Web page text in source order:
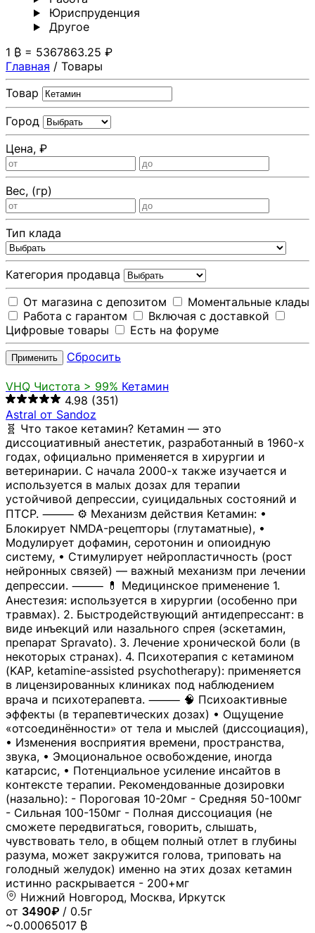
Юриспруденция
Другoе
1 ₿ = 5367863.25 ₽
Главная / Товары
Товар
Город
Цена, ₽
Вес, (гр)
Тип клада
Категория продавца
От магазина с депозитом
Моментальные клады
Работа с гарантом
Включая с доставкой
Цифровые товары
Есть на форуме
Применить Сбросить
VHQ Чистота > 99% Кетамин
4.98 (351)
Astral от Sandoz
🧬 Что такое кетамин? Кетамин — это
диссоциативный анестетик, разработанный в 1960-х
годах, официально применяется в хирургии и
ветеринарии. С начала 2000-х также изучается и
используется в малых дозах для терапии
устойчивой депрессии, суицидальных состояний и
ПТСР. ⸻ ⚙️ Механизм действия Кетамин: •
Блокирует NMDA-рецепторы (глутаматные), •
Модулирует дофамин, серотонин и опиоидную
систему, • Стимулирует нейропластичность (рост
нейронных связей) — важный механизм при лечении
депрессии. ⸻ 💊 Медицинское применение 1.
Анестезия: используется в хирургии (особенно при
травмах). 2. Быстродействующий антидепрессант: в
виде инъекций или назального спрея (эскетамин,
препарат Spravato). 3. Лечение хронической боли (в
некоторых странах). 4. Психотерапия с кетамином
(KAP, ketamine-assisted psychotherapy): применяется
в лицензированных клиниках под наблюдением
врача и психотерапевта. ⸻ 🧠 Психоактивные
эффекты (в терапевтических дозах) • Ощущение
«отсоединённости» от тела и мыслей (диссоциация),
• Изменения восприятия времени, пространства,
звука, • Эмоциональное освобождение, иногда
катарсис, • Потенциальное усиление инсайтов в
контексте терапии. Рекомендованные дозировки
(назально): - Пороговая 10-20мг - Средняя 50-100мг
- Сильная 100-150мг - Полная диссоциация (не
сможете передвигаться, говорить, слышать,
чувствовать тело, в общем полный отлет в глубины
разума, может закружится голова, триповать на
голодный желудок) именно на этих дозах кетамин
истинно раскрывается - 200+мг
Нижний Новгород, Москва, Иркутск
от 3490₽ / 0.5г
~0.00065017 ₿